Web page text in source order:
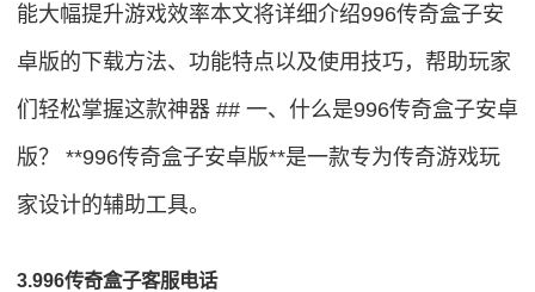
能大幅提升游戏效率本文将详细介绍996传奇盒子安
卓版的下载方法、功能特点以及使用技巧，帮助玩家
们轻松掌握这款神器 ## 一、什么是996传奇盒子安卓
版？ **996传奇盒子安卓版**是一款专为传奇游戏玩
家设计的辅助工具。
3.996传奇盒子客服电话